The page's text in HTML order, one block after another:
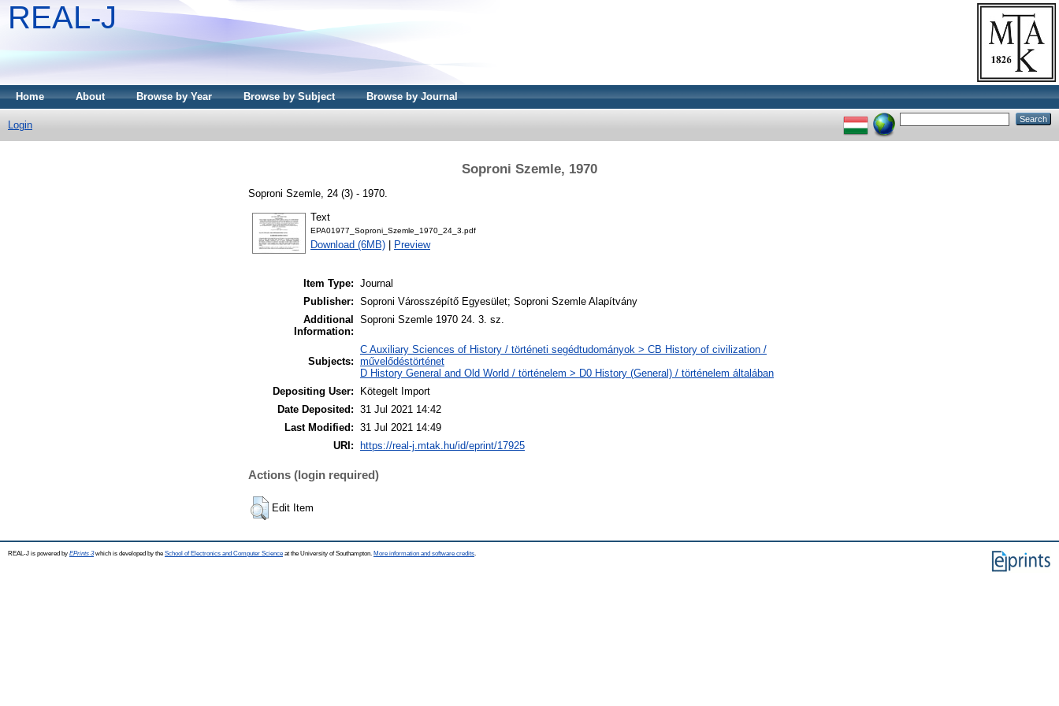
REAL-J
Home About Browse by Year Browse by Subject Browse by Journal
Login
Soproni Szemle, 1970
Soproni Szemle, 24 (3) - 1970.
Text
EPA01977_Soproni_Szemle_1970_24_3.pdf
Download (6MB) Preview
Item Type: Journal
Publisher: Soproni Városszépítő Egyesület; Soproni Szemle Alapítvány
Additional
Information:
Soproni Szemle 1970 24. 3. sz.
Subjects:
C Auxiliary Sciences of History / történeti segédtudományok > CB History of civilization /
művelődéstörténet
D History General and Old World / történelem > D0 History (General) / történelem általában
Depositing User:
Kötegelt Import
Date Deposited: 31 Jul 2021 14:42
Last Modified: 31 Jul 2021 14:49
URI:
https://real-j.mtak.hu/id/eprint/17925
Actions (login required)
Edit Item
REAL-J is powered by EPrints 3which is developed by the School of Electronics and Computer Science at the University of Southampton. More information and software credits